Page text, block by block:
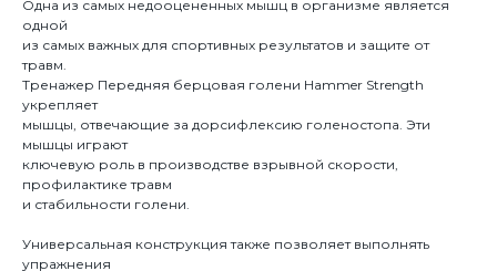
Одна из самых недооцененных мышц в организме является
одной
из самых важных для спортивных результатов и защите от
травм.
Тренажер Передняя берцовая голени Hammer Strength
укрепляет
мышцы, отвечающие за дорсифлексию голеностопа. Эти
мышцы играют
ключевую роль в производстве взрывной скорости,
профилактике травм
и стабильности голени.
Универсальная конструкция также позволяет выполнять
упражнения